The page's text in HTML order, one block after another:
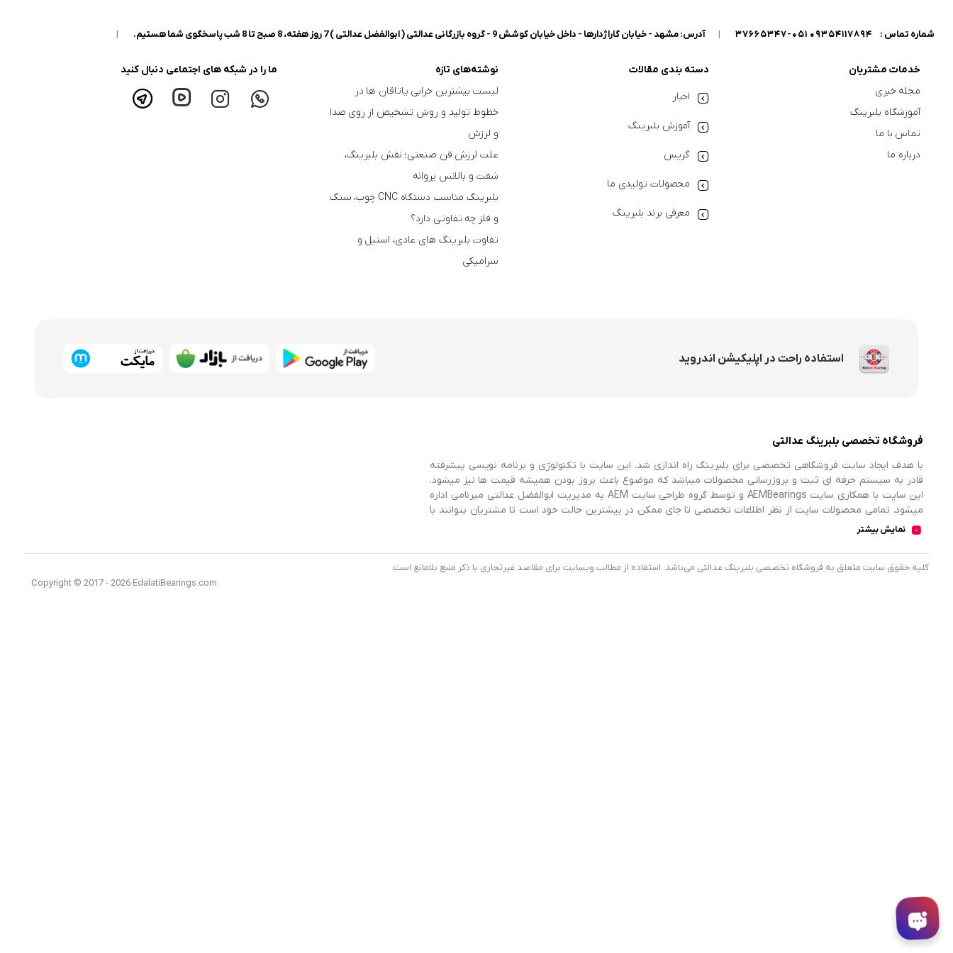
شماره تماس : 09354117894 051-37665347
| آدرس: مشهد - خیابان گاراژدارها - داخل خیابان کوشش 9 - گروه بازرگانی عدالتی ( ابوالفضل عدالتی ) 7 روز هفته، 8 صبح تا 8 شب پاسخگوی شما هستیم. |
خدمات مشتریان
مجله خبری
آموزشگاه بلبرینگ
تماس با ما
درباره ما
دسته بندی مقالات
اخبار
آموزش بلبرینگ
گریس
محصولات تولیدی ما
معرفی برند بلبرینگ
نوشته‌های تازه
لیست بیشترین خرابی‌ یاتاقان ها در
خطوط تولید و روش تشخیص از روی صدا
و لرزش
علت لرزش فن صنعتی؛ نقش بلبرینگ،
شفت و بالانس پروانه
بلبرینگ مناسب دستگاه CNC چوب، سنگ
و فلز چه تفاوتی دارد؟
تفاوت بلبرینگ های عادی، استیل و
سرامیکی
ما را در شبکه های اجتماعی دنبال کنید
استفاده راحت در اپلیکیشن اندروید
فروشگاه تخصصی بلبرینگ عدالتی
با هدف ایجاد سایت فروشگاهی تخصصی برای بلبرینگ راه اندازی شد. این سایت با تکنولوژی و برنامه نویسی پیشرفته
قادر به سیستم حرفه ای ثبت و بروزرسانی محصولات میباشد که موضوع باعث بروز بودن همیشه قیمت ها نیز میشود.
این سایت با همکاری سایت AEMBearings و توسط گروه طراحی سایت AEM به مدیریت ابوالفضل عدالتی میرنامی اداره
میشود. تمامی محصولات سایت از نظر اطلاعات تخصصی تا جای ممکن در بیشترین حالت خود است تا مشتریان بتوانند با
اطلاعات کامل محصولات را از فروشگاه انتخاب و خریداری نمایند.
نمایش بیشتر
کليه حقوق سايت متعلق به فروشگاه تخصصی بلبرینگ عدالتی می‌باشد. استفاده از مطالب وبسایت برای مقاصد غیرتجاری با ذکر منبع بلامانع است.
Copyright © 2017 - 2026 EdalatiBearings.com